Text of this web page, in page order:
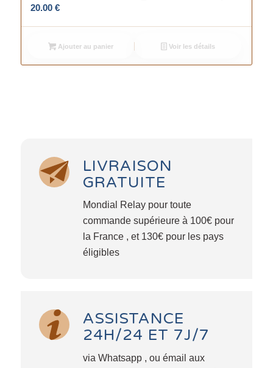
20.00 €
Ajouter au panier Voir les détails
LIVRAISON
GRATUITE
Mondial Relay pour toute
commande supérieure à 100€ pour
la France , et 130€ pour les pays
éligibles
ASSISTANCE
24H/24 ET 7J/7
via Whatsapp , ou émail aux